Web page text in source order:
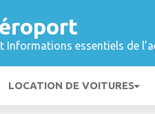
Informations essentiels de
LOCATION DE VOITURES